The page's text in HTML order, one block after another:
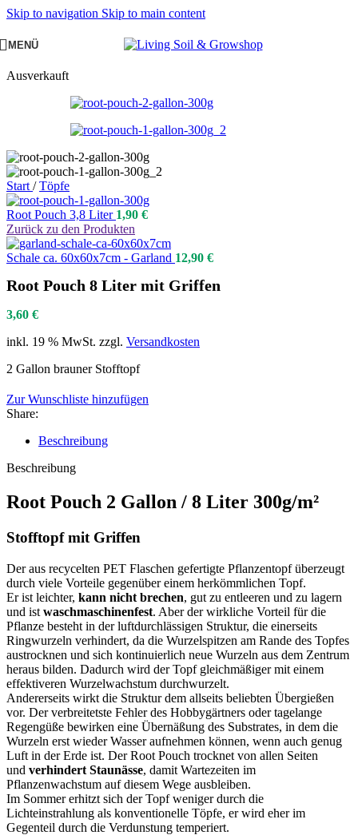
Skip to navigation Skip to main content
MENÜ
Ausverkauft
Start / Töpfe
Root Pouch 3,8 Liter 1,90 €
Zurück zu den Produkten
Schale ca. 60x60x7cm - Garland 12,90 €
Root Pouch 8 Liter mit Griffen
3,60 €
inkl. 19 % MwSt. zzgl. Versandkosten
2 Gallon brauner Stofftopf
Zur Wunschliste hinzufügen
Share:
Beschreibung
Beschreibung
Root Pouch 2 Gallon / 8 Liter 300g/m²
Stofftopf mit Griffen
Der aus recycelten PET Flaschen gefertigte Pflanzentopf überzeugt
durch viele Vorteile gegenüber einem herkömmlichen Topf.
Er ist leichter, kann nicht brechen, gut zu entleeren und zu lagern
und ist waschmaschinenfest. Aber der wirkliche Vorteil für die
Pflanze besteht in der luftdurchlässigen Struktur, die einerseits
Ringwurzeln verhindert, da die Wurzelspitzen am Rande des Topfes
austrocknen und sich kontinuierlich neue Wurzeln aus dem Zentrum
heraus bilden. Dadurch wird der Topf gleichmäßiger mit einem
effektiveren Wurzelwachstum durchwurzelt.
Andererseits wirkt die Struktur dem allseits beliebten Übergießen
vor. Der verbreitetste Fehler des Hobbygärtners oder tagelange
Regengüße bewirken eine Übernäßung des Substrates, in dem die
Wurzeln erst wieder Wasser aufnehmen können, wenn auch genug
Luft in der Erde ist. Der Root Pouch trocknet von allen Seiten
und verhindert Staunässe, damit Wartezeiten im
Pflanzenwachstum auf diesem Wege ausbleiben.
Im Sommer erhitzt sich der Topf weniger durch die
Lichteinstrahlung als konventionelle Töpfe, er wird eher im
Gegenteil durch die Verdunstung temperiert.